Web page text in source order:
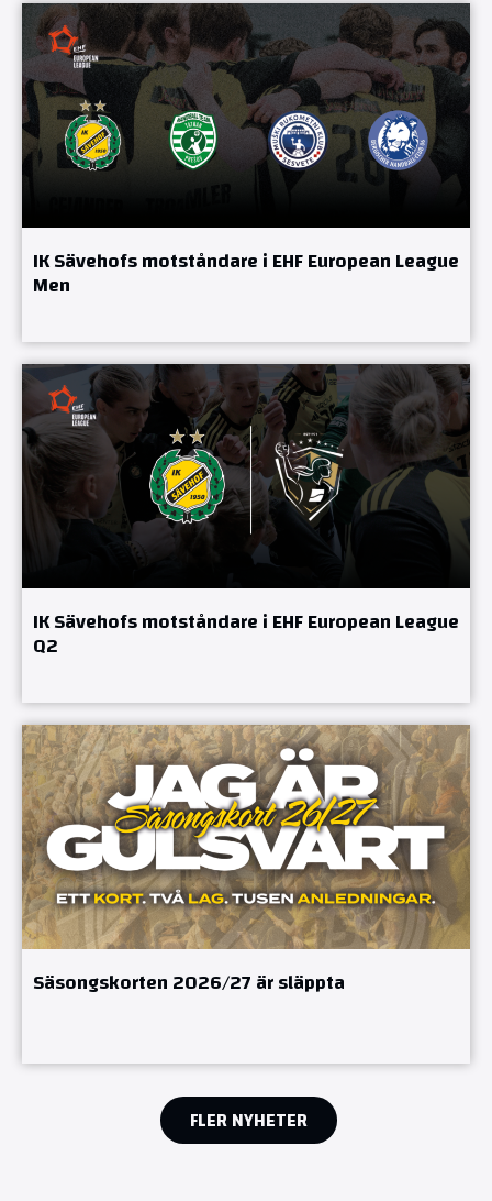
IK Sävehofs motståndare i EHF European League
Men
IK Sävehofs motståndare i EHF European League
Q2
Säsongskorten 2026/27 är släppta
FLER NYHETER